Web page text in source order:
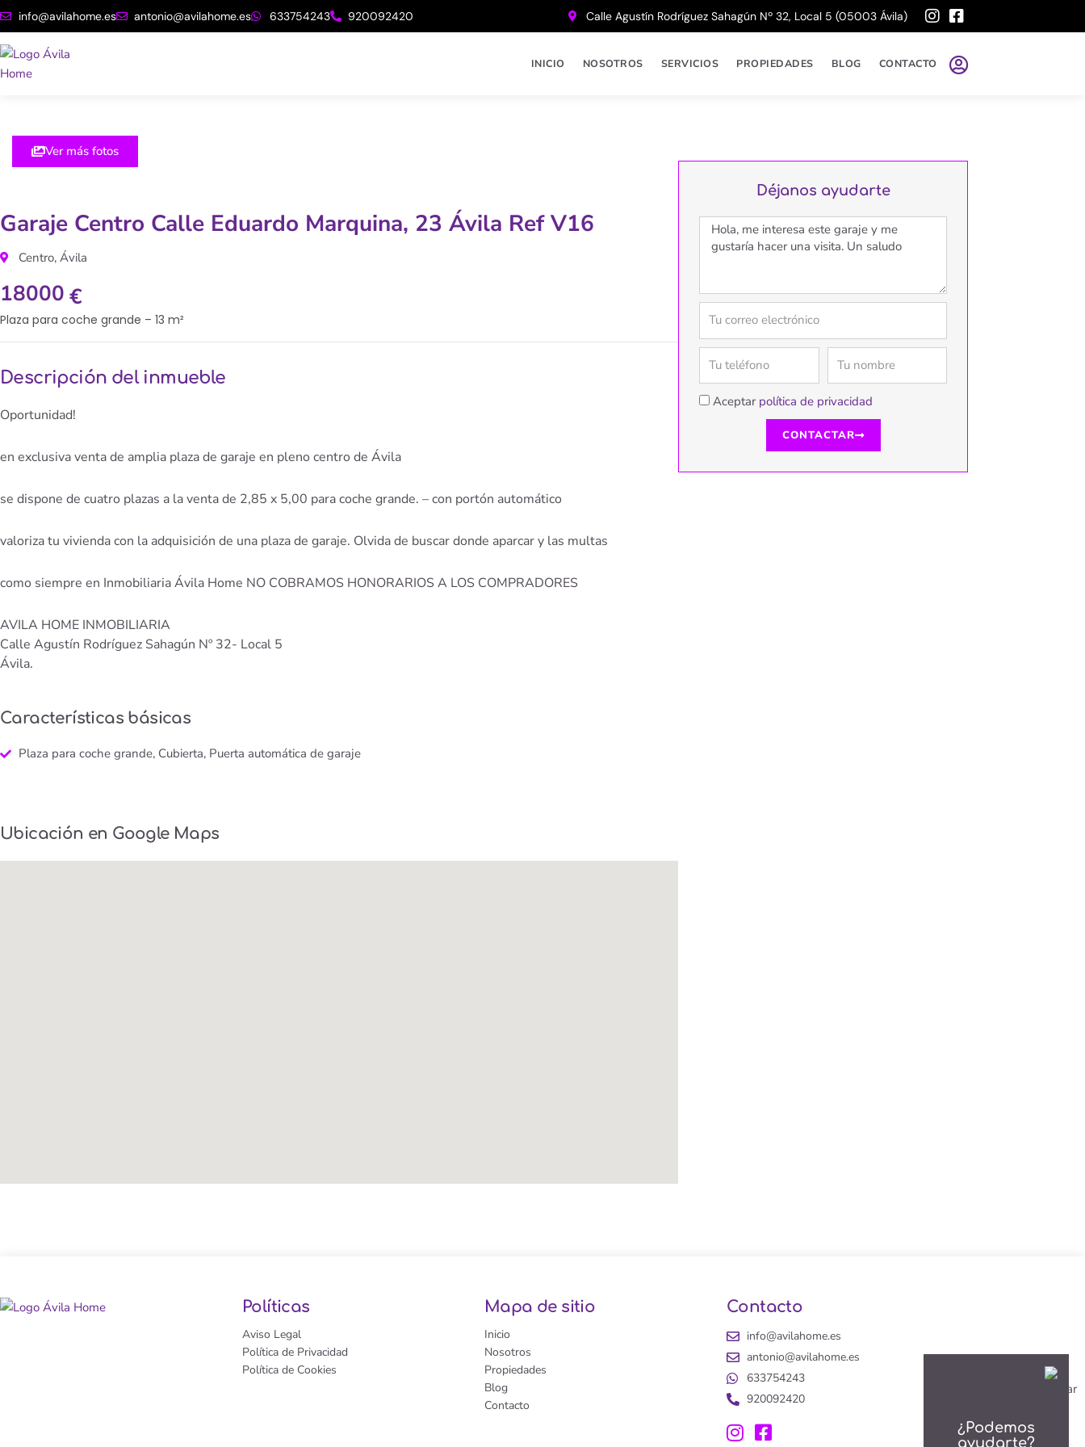
Ir
al
contenido
info@avilahome.es antonio@avilahome.es 633754243 920092420 Calle Agustín Rodríguez Sahagún Nº 32, Local 5 (05003 Ávila)
INICIO NOSOTROS SERVICIOS PROPIEDADES BLOG CONTACTO
¿Podemos
ayudarte?
Ver más fotos
Garaje Centro Calle Eduardo Marquina, 23 Ávila Ref V16
Centro, Ávila
18000 €
Plaza para coche grande – 13 m²
Descripción del inmueble
Oportunidad!
en exclusiva venta de amplia plaza de garaje en pleno centro de Ávila
se dispone de cuatro plazas a la venta de 2,85 x 5,00 para coche grande. – con portón automático
valoriza tu vivienda con la adquisición de una plaza de garaje. Olvida de buscar donde aparcar y las multas
como siempre en Inmobiliaria Ávila Home NO COBRAMOS HONORARIOS A LOS COMPRADORES
AVILA HOME INMOBILIARIA
Calle Agustín Rodríguez Sahagún Nº 32- Local 5
Ávila.
Características básicas
Plaza para coche grande, Cubierta, Puerta automática de garaje
Ubicación en Google Maps
Déjanos ayudarte
Aceptar política de privacidad
CONTACTAR
Políticas
Aviso Legal
Política de Privacidad
Política de Cookies
Mapa de sitio
Inicio
Nosotros
Propiedades
Blog
Contacto
Contacto
info@avilahome.es
antonio@avilahome.es
633754243
920092420